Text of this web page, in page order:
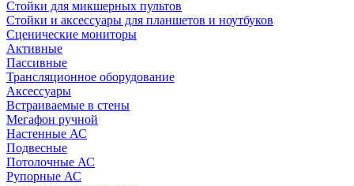
Стойки для микшерных пультов
Стойки и аксессуары для планшетов и ноутбуков
Сценические мониторы
Активные
Пассивные
Трансляционное оборудование
Аксессуары
Встраиваемые в стены
Мегафон ручной
Настенные АС
Подвесные
Потолочные АС
Рупорные АС